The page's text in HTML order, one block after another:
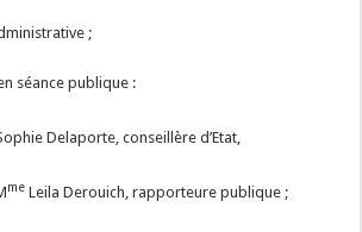
;
séance publique :
Delaporte, conseillère d’Etat,
me Leila Derouich, rapporteure publique ;